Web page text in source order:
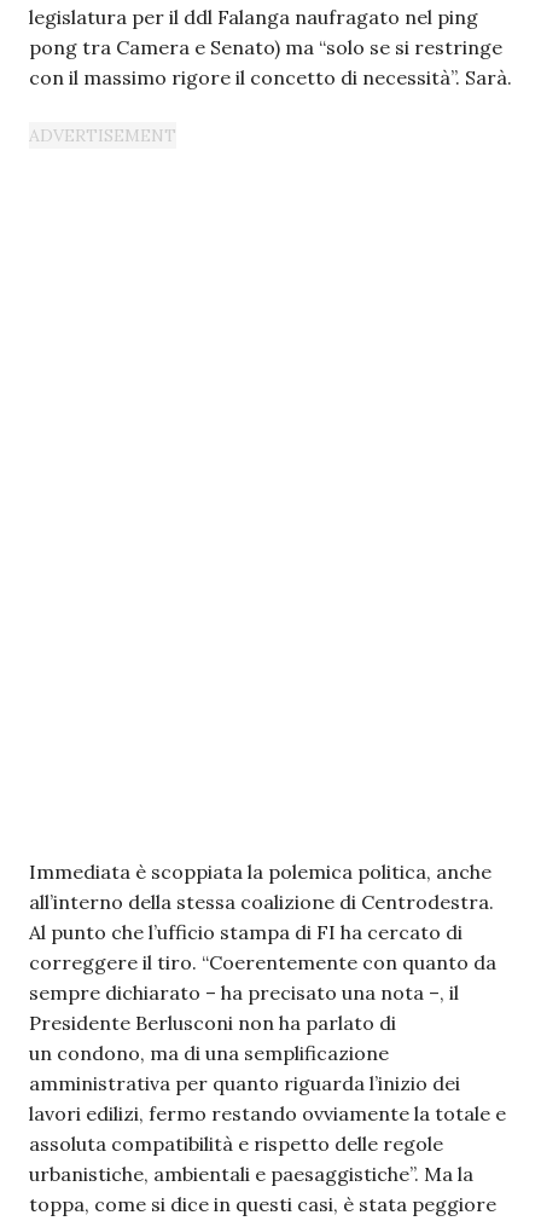
legislatura per il ddl Falanga naufragato nel ping
pong tra Camera e Senato) ma “solo se si restringe
con il massimo rigore il concetto di necessità”. Sarà.
Immediata è scoppiata la polemica politica, anche
all’interno della stessa coalizione di Centrodestra.
Al punto che l’ufficio stampa di FI ha cercato di
correggere il tiro. “Coerentemente con quanto da
sempre dichiarato – ha precisato una nota –, il
Presidente Berlusconi non ha parlato di
un condono, ma di una semplificazione
amministrativa per quanto riguarda l’inizio dei
lavori edilizi, fermo restando ovviamente la totale e
assoluta compatibilità e rispetto delle regole
urbanistiche, ambientali e paesaggistiche”. Ma la
toppa, come si dice in questi casi, è stata peggiore